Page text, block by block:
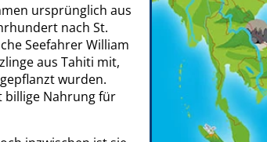
ursprünglich aus
nach St.
Seefahrer William
aus Tahiti mit,
wurden.
billige Nahrung für